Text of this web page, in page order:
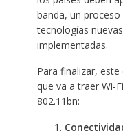
banda, un
tecnologías
implementadas.
Para finalizar,
que va a traer Wi-
802.11bn: